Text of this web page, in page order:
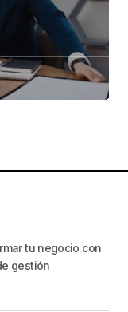
tu negocio con
gestión